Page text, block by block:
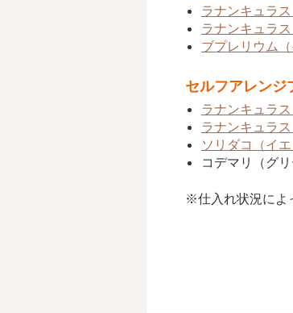
ラナンキュラ
ラナンキュラ
ブプレリウム（
セルフアレンジ
ラナンキュラ
ラナンキュラ
ソリダコ（イエ
コデマリ（グリ
※仕入れ状況によ